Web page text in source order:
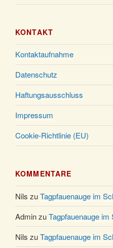
Christmette mit der
31.12.
Gottesdienst zu
Uhr
KONTAKT
Kontaktaufnahme
Datenschutz
Haftungsausschluss
Impressum
Cookie-Richtlinie (EU)
KOMMENTARE
Nils zuTagpfauenauge im
AdminzuTagpfauenauge im
Nils zuTagpfauenauge im